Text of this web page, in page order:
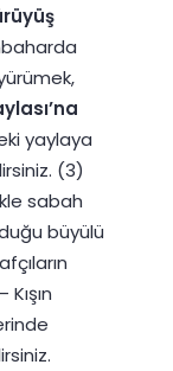
yaylaya
(3)
sabah
büyülü
– Kışın